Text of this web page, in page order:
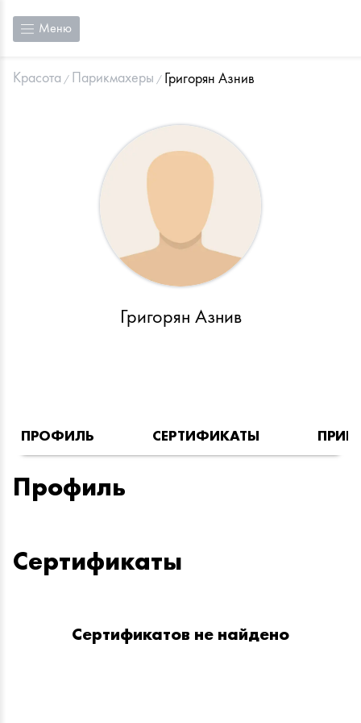
Меню
Красота Парикмахеры Григорян Азнив
Григорян Азнив
ПРОФИЛЬ СЕРТИФИКАТЫ
Профиль
Сертификаты
Сертификатов не найдено